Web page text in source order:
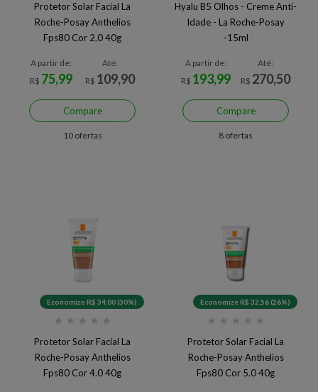
Protetor Solar Facial La
Roche-Posay Anthelios
Fps80 Cor 2.0 40g
A partir de:
R$ 75,99
Até:
R$ 109,90
Compare
10 ofertas
Hyalu B5 Olhos - Creme Anti-
Idade - La Roche-Posay
-15ml
A partir de:
R$ 193,99
Até:
R$ 270,50
Compare
8 ofertas
Economize R$ 34,00 (30%)
★ ★ ★ ★ ★
Protetor Solar Facial La
Roche-Posay Anthelios
Fps80 Cor 4.0 40g
Economize R$ 32,56 (26%)
★ ★ ★ ★ ★
Protetor Solar Facial La
Roche-Posay Anthelios
Fps80 Cor 5.0 40g